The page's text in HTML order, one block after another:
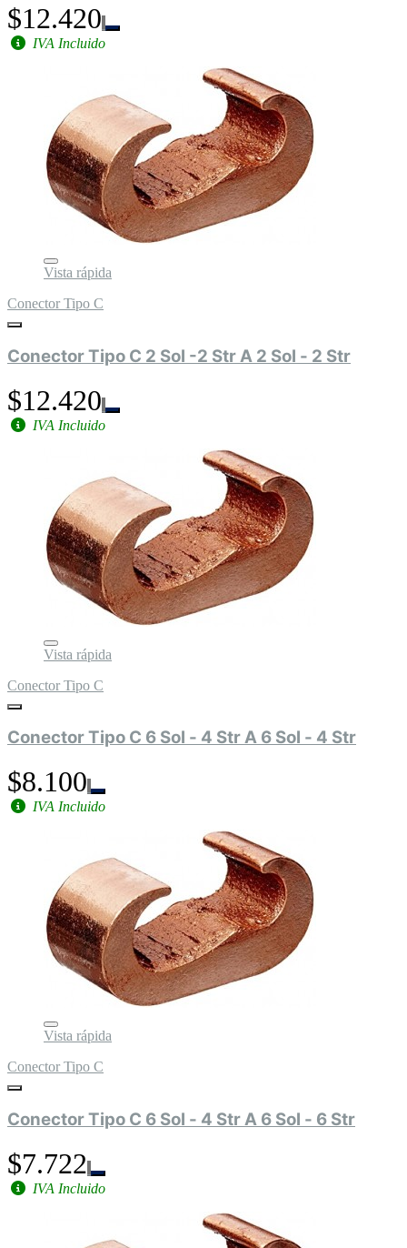
$12.420
IVA Incluido
Vista rápida
Conector Tipo C
Conector Tipo C 2 Sol -2 Str A 2 Sol - 2 Str
$12.420
IVA Incluido
Vista rápida
Conector Tipo C
Conector Tipo C 6 Sol - 4 Str A 6 Sol - 4 Str
$8.100
IVA Incluido
Vista rápida
Conector Tipo C
Conector Tipo C 6 Sol - 4 Str A 6 Sol - 6 Str
$7.722
IVA Incluido